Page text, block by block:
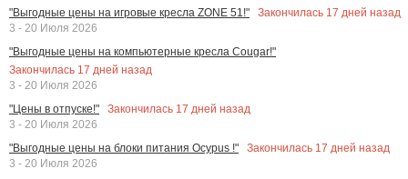
"Выгодные цены на игровые кресла ZONE 51!"
Закончилась 17 дней назад
3 - 20 Июля 2026
"Выгодные цены на компьютерные кресла Cougar!"
Закончилась 17 дней назад
3 - 20 Июля 2026
"Цены в отпуске!"
Закончилась 17 дней назад
3 - 20 Июля 2026
"Выгодные цены на блоки питания Ocypus !"
Закончилась 17 дней назад
3 - 20 Июля 2026